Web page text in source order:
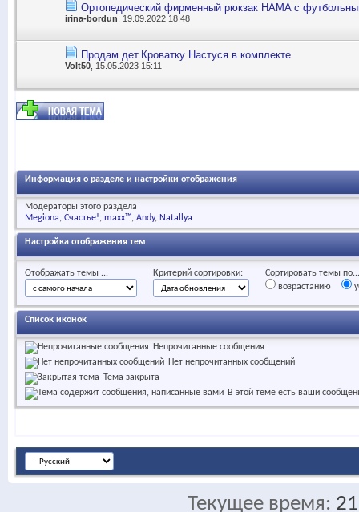
Ортопедический фирменный рюкзак HAMA с
irina-bordun , 19.09.2022 18:48
Продам дет.Кроватку Настуся в комплекте
Volt50 , 15.05.2023 15:11
Информация о разделе и настройки отображения
Модераторы этого раздела
Megiona Счастье! maxx™ Andy Natallya
Настройка отображения тем
Отображать темы ... Критерий сортировки:
Сортировать темы по...
возрастанию
Список иконок
Непрочитанные сообщения
Нет непрочитанных сообщений
Тема закрыта
В этой теме есть ваши
Текущее время: